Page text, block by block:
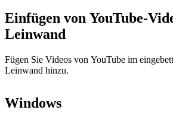
Einfügen von YouTube-
Leinwand
Fügen Sie Videos von YouTube im
Leinwand hinzu.
Windows